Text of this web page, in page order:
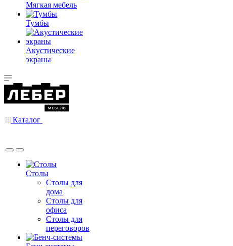
Мягкая мебель
Тумбы
Акустические
экраны
Каталог
Столы
Столы для
дома
Столы для
офиса
Столы для
переговоров